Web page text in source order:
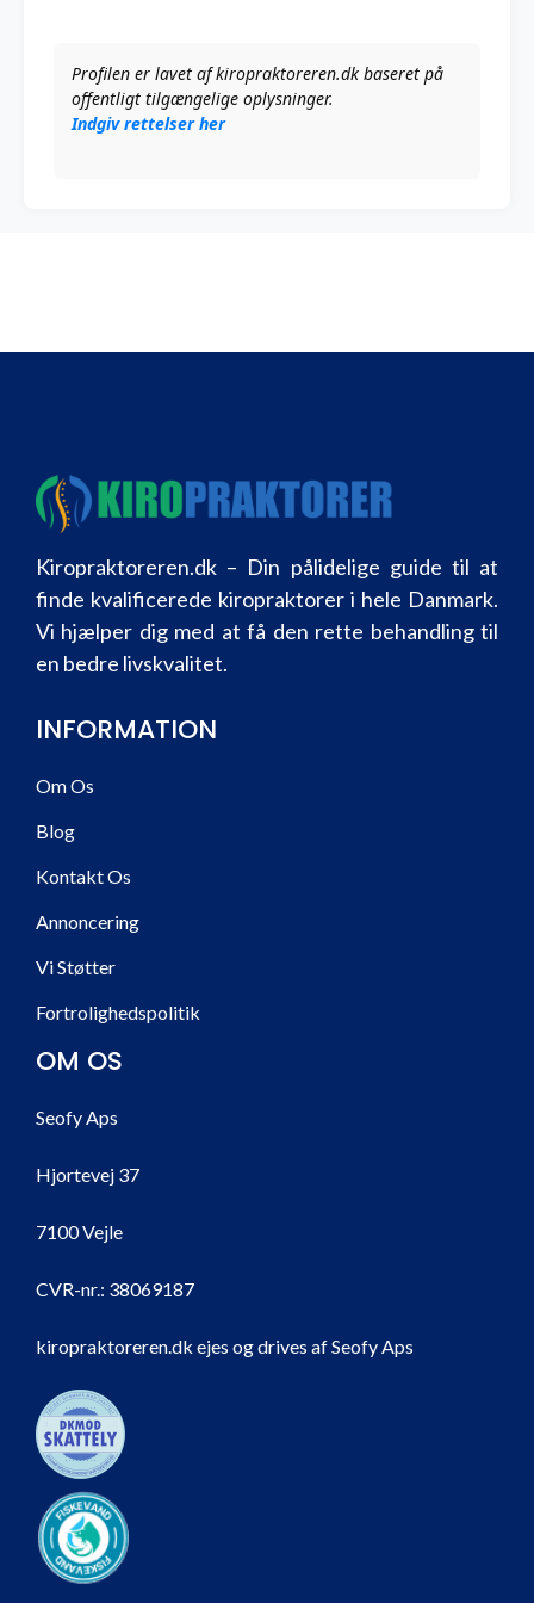
Profilen er lavet af kiropraktoreren.dk baseret på
offentligt tilgængelige oplysninger.
Indgiv rettelser her
Kiropraktoreren.dk – Din pålidelige guide til at
finde kvalificerede kiropraktorer i hele Danmark.
Vi hjælper dig med at få den rette behandling til
en bedre livskvalitet.
INFORMATION
Om Os
Blog
Kontakt Os
Annoncering
Vi Støtter
Fortrolighedspolitik
OM OS
Seofy Aps
Hjortevej 37
7100 Vejle
CVR-nr.: 38069187
kiropraktoreren.dk ejes og drives af Seofy Aps